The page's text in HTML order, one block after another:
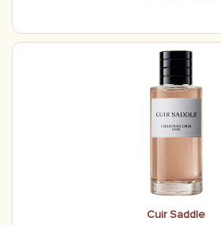
Cuir Saddle